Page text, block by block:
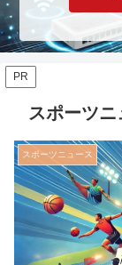
PR
スポーツ
スポーツニュース